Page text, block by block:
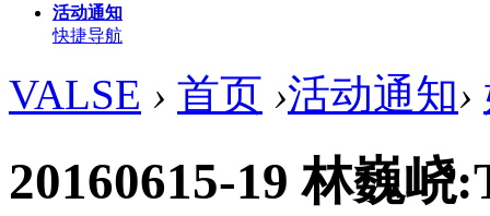
活动通知
快捷导航
VALSE › 首页 ›活动通知›
20160615-19 林巍